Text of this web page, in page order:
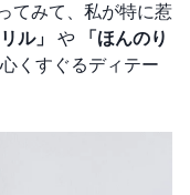
てみて、私が特に惹
ル」 や
「ほんのり
くすぐるディテー